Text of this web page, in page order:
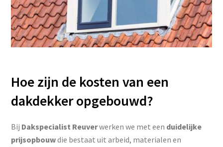
Hoe zijn de kosten van een
dakdekker opgebouwd?
Bij Dakspecialist Reuverwerken we met een duidelijke
prijsopbouwdie bestaat uit arbeid, materialen en